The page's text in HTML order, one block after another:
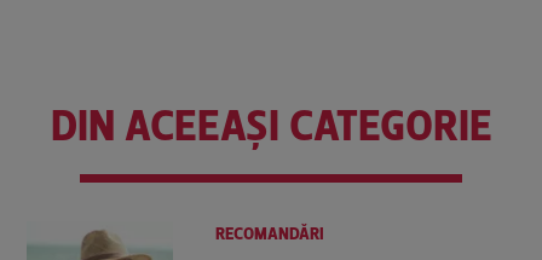
DIN ACEEAȘI CATEGORIE
RECOMANDĂRI